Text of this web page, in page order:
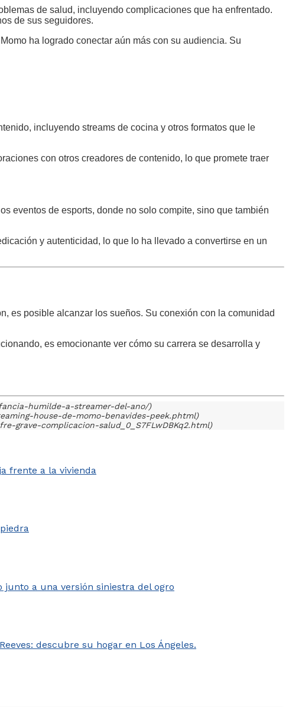
de salud, incluyendo complicaciones que ha enfrentado.
de sus seguidores.
ha logrado conectar aún más con su audiencia. Su
incluyendo streams de cocina y otros formatos que le
con otros creadores de contenido, lo que promete traer
eventos de esports, donde no solo compite, sino que también
y autenticidad, lo que lo ha llevado a convertirse en un
es posible alcanzar los sueños. Su conexión con la comunidad
es emocionante ver cómo su carrera se desarrolla y
humilde-a-streamer-del-ano/)
house-de-momo-benavides-peek.phtml)
grave-complicacion-salud_0_S7FLwDBKq2.html)